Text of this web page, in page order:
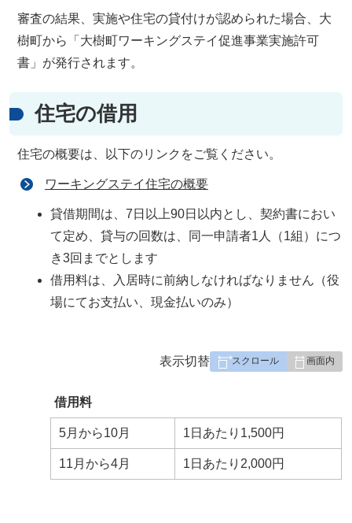
審査の結果、実施や住宅の貸付けが認められた場合、大
樹町から「大樹町ワーキングステイ促進事業実施許可
書」が発行されます。
住宅の借用
住宅の概要は、以下のリンクをご覧ください。
ワーキングステイ住宅の概要
貸借期間は、7日以上90日以内とし、契約書におい
て定め、貸与の回数は、同一申請者1人（1組）につ
き3回までとします
借用料は、入居時に前納しなければなりません（役
場にてお支払い、現金払いのみ）
表
の
表示切替
借用料
5月から10月 1日あたり1,500円
11月から4月 1日あたり2,000円